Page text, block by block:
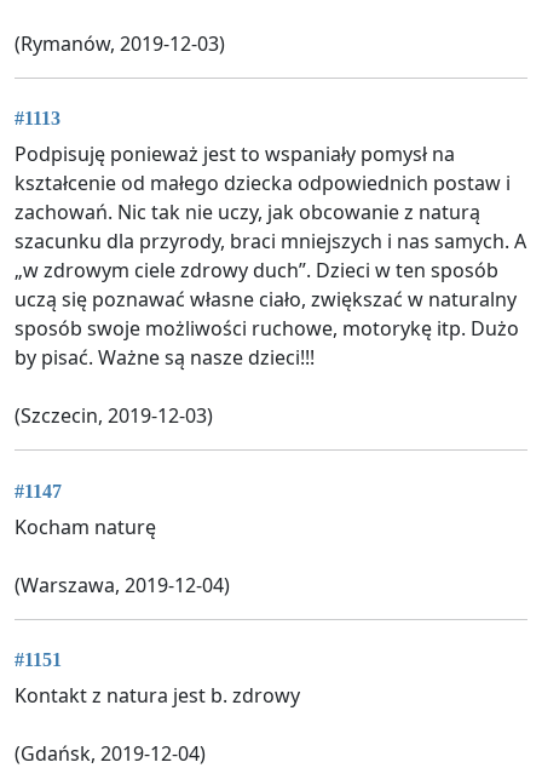
(Rymanów, 2019-12-03)
#1113
Podpisuję ponieważ jest to wspaniały pomysł na
kształcenie od małego dziecka odpowiednich postaw i
zachowań. Nic tak nie uczy, jak obcowanie z naturą
szacunku dla przyrody, braci mniejszych i nas samych. A
„w zdrowym ciele zdrowy duch”. Dzieci w ten sposób
uczą się poznawać własne ciało, zwiększać w naturalny
sposób swoje możliwości ruchowe, motorykę itp. Dużo
by pisać. Ważne są nasze dzieci!!!
(Szczecin, 2019-12-03)
#1147
Kocham naturę
(Warszawa, 2019-12-04)
#1151
Kontakt z natura jest b. zdrowy
(Gdańsk, 2019-12-04)